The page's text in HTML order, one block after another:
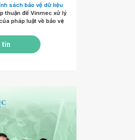
sách bảo vệ dữ liệu
thuận để Vinmec xử lý
pháp luật về bảo vệ
tin